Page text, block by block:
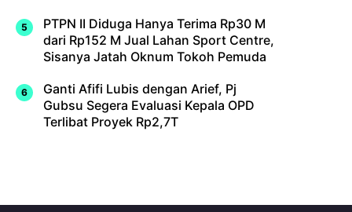
PTPN II Diduga Hanya Terima Rp30 M
dari Rp152 M Jual Lahan Sport Centre,
Sisanya Jatah Oknum Tokoh Pemuda
Ganti Afifi Lubis dengan Arief, Pj
Gubsu Segera Evaluasi Kepala OPD
Terlibat Proyek Rp2,7T